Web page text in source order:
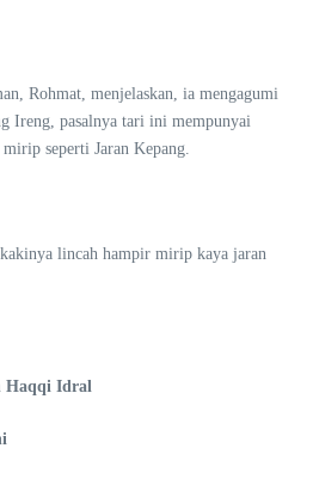
Rohmat, menjelaskan, ia mengagumi
Ireng, pasalnya tari ini mempunyai
seperti Jaran Kepang.
lincah hampir mirip kaya jaran
Haqqi Idral